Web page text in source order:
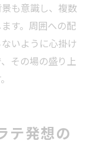
も意識し、複数
す。周囲への配
いように心掛け
その場の盛り上
テ発想の